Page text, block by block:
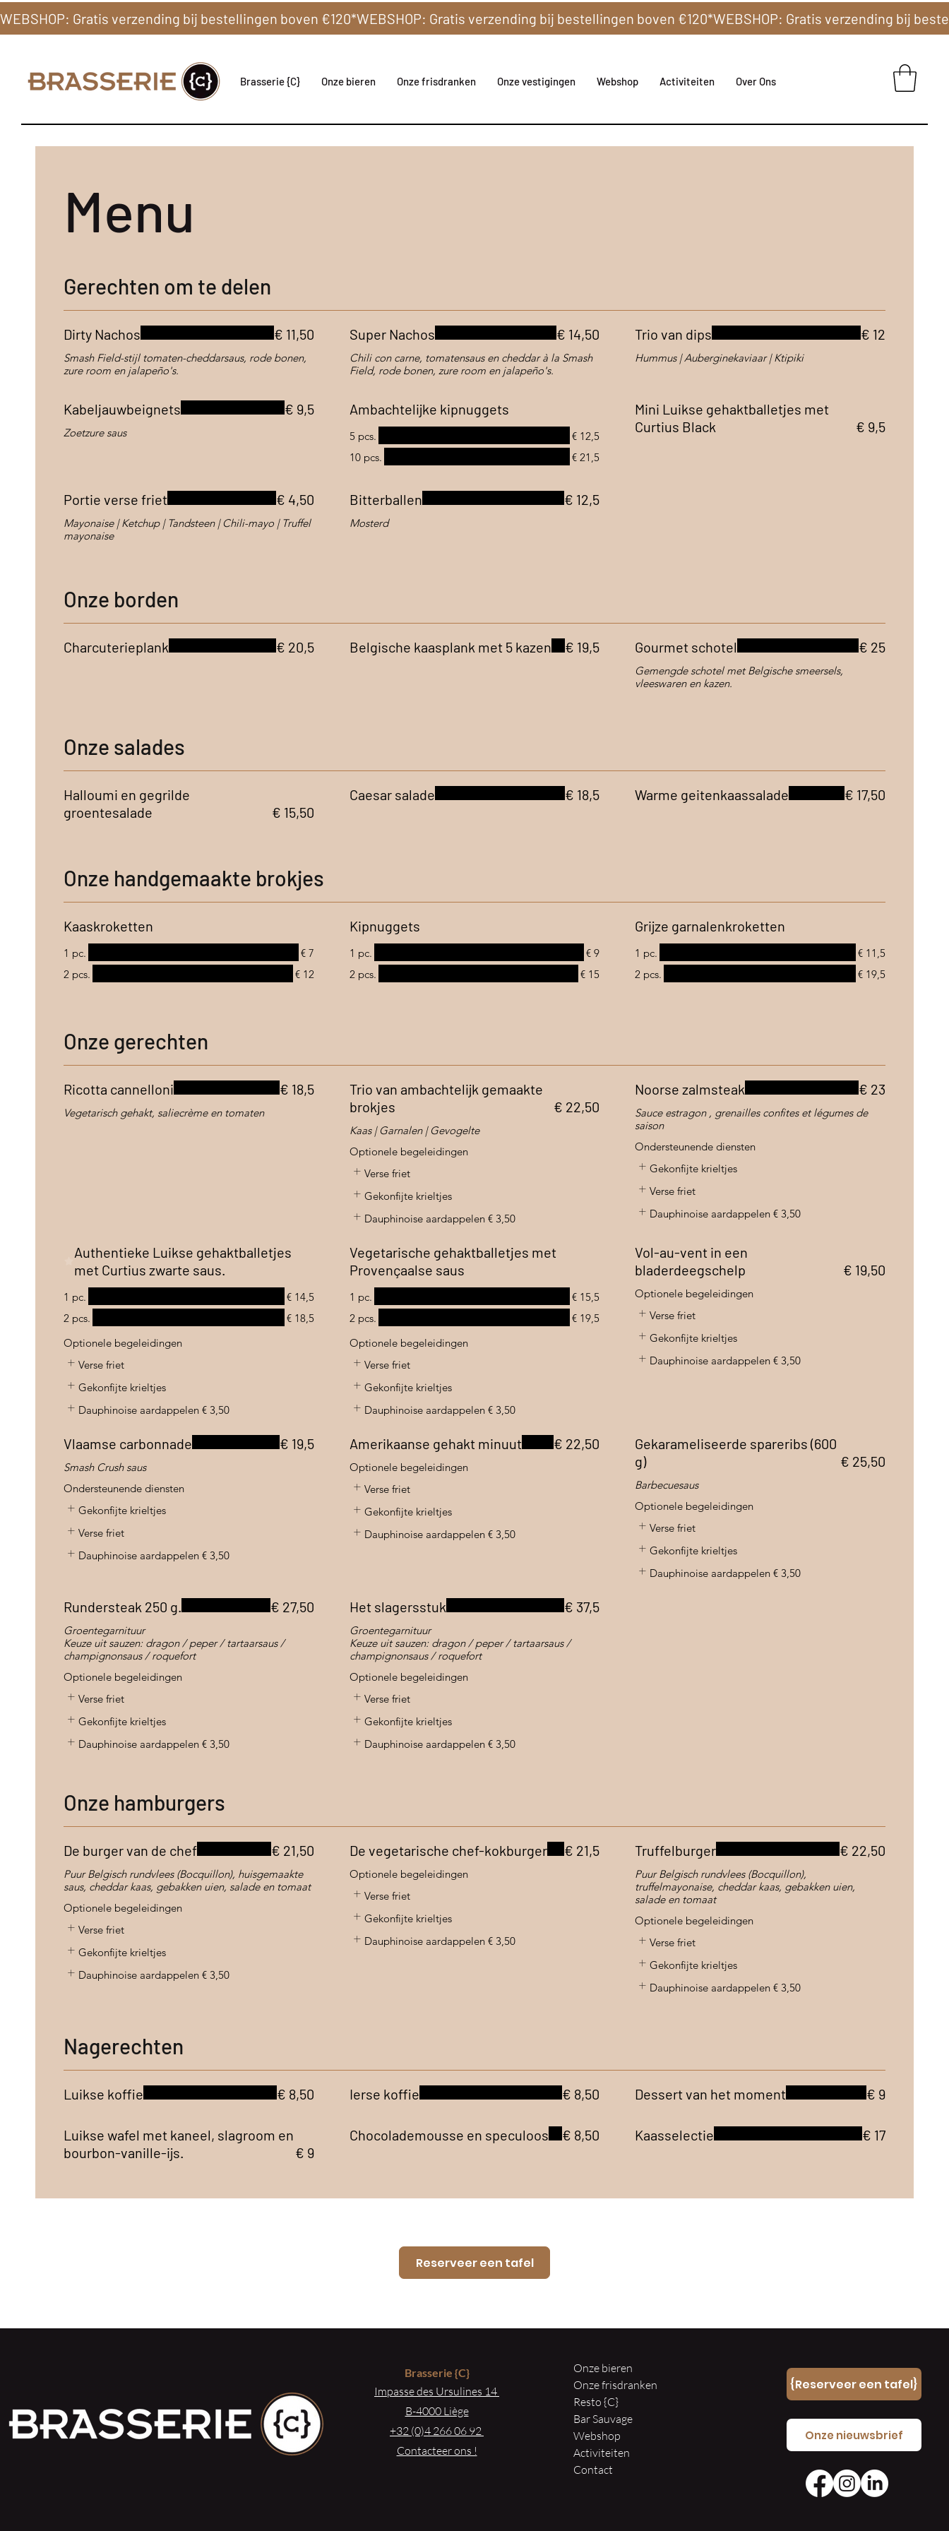
Brasserie {C} Onze bieren Onze frisdranken Onze vestigingen Webshop Activiteiten Over Ons
Menu
Gerechten om te delen
Dirty Nachos
Smash Field-stijl tomaten-cheddarsaus, rode bonen,
zure room en jalapeño's.
€ 11,50 Super Nachos
Chili con carne, tomatensaus en cheddar à la Smash
Field, rode bonen, zure room en jalapeño's.
€ 14,50 Trio van dips
Hummus | Auberginekaviaar | Ktipiki
€ 12
Kabeljauwbeignets
Zoetzure saus
€ 9,5 Ambachtelijke kipnuggets
5 pcs.
€ 12,5
10 pcs.
€ 21,5
Mini Luikse gehaktballetjes met
Curtius Black
€ 9,5
Portie verse friet
Mayonaise | Ketchup | Tandsteen | Chili-mayo | Truffel
mayonaise
€ 4,50 Bitterballen
Mosterd
€ 12,5
Onze borden
Charcuterieplank € 20,5 Belgische kaasplank met 5 kazen € 19,5 Gourmet schotel
Gemengde schotel met Belgische smeersels,
vleeswaren en kazen.
€ 25
Onze salades
Halloumi en gegrilde
groentesalade
€ 15,50
Caesar salade € 18,5 Warme geitenkaassalade € 17,50
Onze handgemaakte brokjes
Kaaskroketten
1 pc.
€ 7
2 pcs.
€ 12
Kipnuggets
1 pc.
€ 9
2 pcs.
€ 15
Grijze garnalenkroketten
1 pc.
€ 11,5
2 pcs.
€ 19,5
Onze gerechten
Ricotta cannelloni
Vegetarisch gehakt, saliecrème en tomaten
€ 18,5
Trio van ambachtelijk gemaakte
brokjes
Kaas | Garnalen | Gevogelte
€ 22,50
Optionele begeleidingen
Verse friet
Gekonfijte krieltjes
Dauphinoise aardappelen € 3,50
Noorse zalmsteak
Sauce estragon , grenailles confites et légumes de
saison
€ 23
Ondersteunende diensten
Gekonfijte krieltjes
Verse friet
Dauphinoise aardappelen € 3,50
Authentieke Luikse gehaktballetjes
met Curtius zwarte saus.
1 pc.
€ 14,5
2 pcs.
€ 18,5
Optionele begeleidingen
Verse friet
Gekonfijte krieltjes
Dauphinoise aardappelen € 3,50
Vegetarische gehaktballetjes met
Provençaalse saus
1 pc.
€ 15,5
2 pcs.
€ 19,5
Optionele begeleidingen
Verse friet
Gekonfijte krieltjes
Dauphinoise aardappelen € 3,50
Vol-au-vent in een
bladerdeegschelp
€ 19,50
Optionele begeleidingen
Verse friet
Gekonfijte krieltjes
Dauphinoise aardappelen € 3,50
Vlaamse carbonnade
Smash Crush saus
€ 19,5
Ondersteunende diensten
Gekonfijte krieltjes
Verse friet
Dauphinoise aardappelen € 3,50
Amerikaanse gehakt minuut € 22,50
Optionele begeleidingen
Verse friet
Gekonfijte krieltjes
Dauphinoise aardappelen € 3,50
Gekarameliseerde spareribs (600
g)
Barbecuesaus
€ 25,50
Optionele begeleidingen
Verse friet
Gekonfijte krieltjes
Dauphinoise aardappelen € 3,50
Rundersteak 250 g.
Groentegarnituur
Keuze uit sauzen: dragon / peper / tartaarsaus /
champignonsaus / roquefort
€ 27,50
Optionele begeleidingen
Verse friet
Gekonfijte krieltjes
Dauphinoise aardappelen € 3,50
Het slagersstuk
Groentegarnituur
Keuze uit sauzen: dragon / peper / tartaarsaus /
champignonsaus / roquefort
€ 37,5
Optionele begeleidingen
Verse friet
Gekonfijte krieltjes
Dauphinoise aardappelen € 3,50
Onze hamburgers
De burger van de chef
Puur Belgisch rundvlees (Bocquillon), huisgemaakte
saus, cheddar kaas, gebakken uien, salade en tomaat
€ 21,50
Optionele begeleidingen
Verse friet
Gekonfijte krieltjes
Dauphinoise aardappelen € 3,50
De vegetarische chef-kokburger € 21,5
Optionele begeleidingen
Verse friet
Gekonfijte krieltjes
Dauphinoise aardappelen € 3,50
Truffelburger
Puur Belgisch rundvlees (Bocquillon),
truffelmayonaise, cheddar kaas, gebakken uien,
salade en tomaat
€ 22,50
Optionele begeleidingen
Verse friet
Gekonfijte krieltjes
Dauphinoise aardappelen € 3,50
Nagerechten
Luikse koffie € 8,50 Ierse koffie € 8,50 Dessert van het moment € 9
Luikse wafel met kaneel, slagroom en
bourbon-vanille-ijs.
€ 9
Chocolademousse en speculoos € 8,50 Kaasselectie € 17
Reserveer een tafel
Brasserie{C}
Impasse des Ursulines 14
B-4000 Liège
+32 (0)4 266 06 92
Contacteer ons !
Onze bieren
Onze frisdranken
Resto {C}
Bar Sauvage
Webshop
Activiteiten
Contact
{Reserveer een tafel}
Onze nieuwsbrief